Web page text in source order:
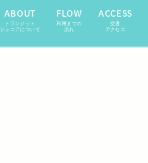
ABOUT
トランジット
ジュニアについて
FLOW
利用までの
流れ
ACCESS
交通
アクセス